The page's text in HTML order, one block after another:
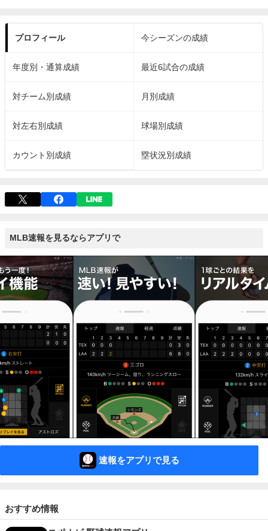
プロフィール 今シーズンの成績
年度別・通算成績 最近6試合の成績
対チーム別成績 月別成績
対左右別成績 球場別成績
カウント別成績 塁状況別成績
MLB速報を見るならアプリで
速報をアプリで見る
おすすめ情報